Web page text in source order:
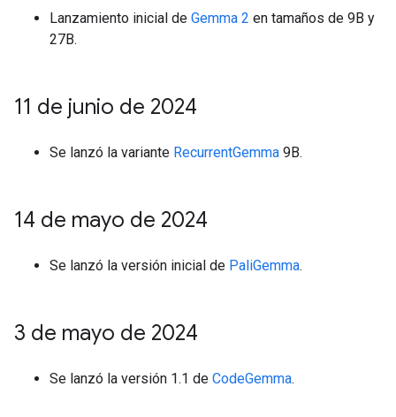
Lanzamiento inicial de Gemma 2 en tamaños de 9B y
27B.
11 de junio de 2024
Se lanzó la variante RecurrentGemma 9B.
14 de mayo de 2024
Se lanzó la versión inicial de PaliGemma.
3 de mayo de 2024
Se lanzó la versión 1.1 de CodeGemma.